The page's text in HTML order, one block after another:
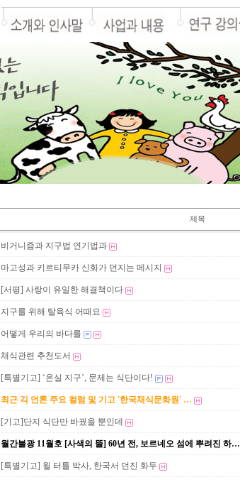
제목
비거니즘과 지구법 연기법과
마고성과 키르티무카 신화가 던지는 메시지
[서평] 사랑이 유일한 해결책이다
지구를 위해 탈육식 어때요
어떻게 우리의 바다를
채식관련 추천도서
[특별기고] ‘온실 지구’, 문제는 식단이다!
최근 긱 언론 주요 컬럼 및 기고 '한국채식문화원' …
[기고]단지 식단만 바꿨을 뿐인데
월간불광 11월호 [사색의 뜰] 60년 전, 보르네오 섬에 뿌려진 하…
[특별기고] 윌 터틀 박사, 한국서 던진 화두